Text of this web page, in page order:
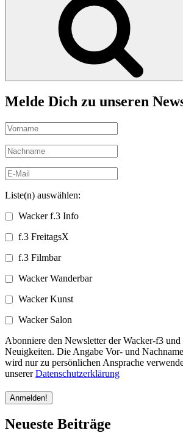
Melde Dich zu unseren
Liste(n) auswählen:
Wacker f.3 Info
f.3 FreitagsX
f.3 Filmbar
Wacker Wanderbar
Wacker Kunst
Wacker Salon
Abonniere den Newsletter der Wacker-f3 und
Neuigkeiten. Die Angabe Vor- und
wird nur zu persönlichen Ansprache
unsererDatenschutzerklärung
Neueste Beiträge